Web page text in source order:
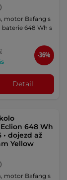
motor Bafang s
648 Wh s
-36%
Detail
Eclion 648 Wh
• dojezd až
Yellow
motor Bafang s